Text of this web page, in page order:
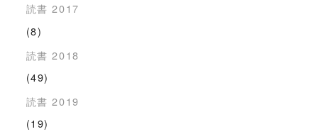
読書 2017
(8)
読書 2018
(49)
読書 2019
(19)